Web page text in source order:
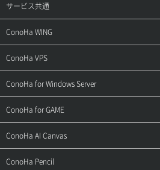
サービス共通
サポートトップ
ご契約・お支払い
お問い合わせ
ConoHa WING
サポートトップ
ご利用ガイド
よくある質問
ConoHa VPS
サポートトップ
ご利用ガイド
ConoHa for Windows Server
サポートトップ
ご利用ガイド
ConoHa for GAME
サポートトップ
ご利用ガイド
ConoHa AI Canvas
サポートトップ
ConoHa Pencil